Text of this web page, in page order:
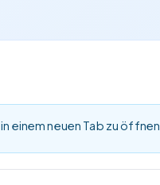
in einem neuen Tab zu öffnen.